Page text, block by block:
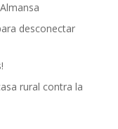
desconectar
rural contra la